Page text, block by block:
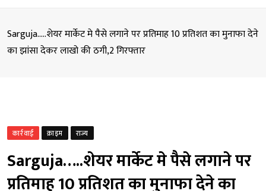
Sarguja…..शेयर मार्केट मे पैसे लगाने पर प्रतिमाह 10 प्रतिशत का मुनाफा देने
का झांसा देकर लाखो की ठगी,2 गिरफ्तार
कार्रवाई क्राइम राज्य
Sarguja…..शेयर मार्केट मे पैसे लगाने पर
प्रतिमाह 10 प्रतिशत का मुनाफा देने का